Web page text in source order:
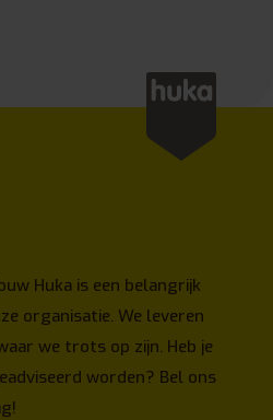
Huka is een belangrijk
organisatie. We leveren
we trots op zijn. Heb je
worden? Bel ons